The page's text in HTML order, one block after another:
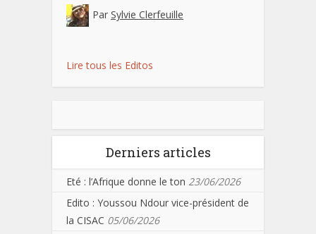
Par Sylvie Clerfeuille
Lire tous les Editos
Derniers articles
Eté : l’Afrique donne le ton 23/06/2026
Edito : Youssou Ndour vice-président de
la CISAC 05/06/2026